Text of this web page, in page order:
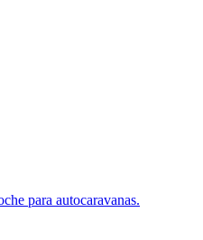
para autocaravanas.